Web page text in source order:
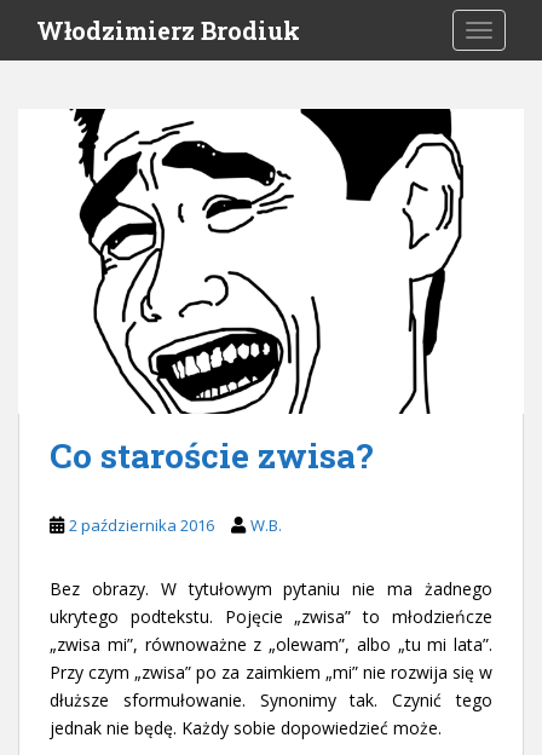
i
Włodzimierz Brodiuk
Co staroście zwisa?
2 października 2016 W.B.
Bez obrazy. W tytułowym pytaniu nie ma żadnego
ukrytego podtekstu. Pojęcie „zwisa” to młodzieńcze
„zwisa mi”, równoważne z „olewam”, albo „tu mi lata”.
Przy czym „zwisa” po za zaimkiem „mi” nie rozwija się w
dłuższe sformułowanie. Synonimy tak. Czynić tego
jednak nie będę. Każdy sobie dopowiedzieć może.